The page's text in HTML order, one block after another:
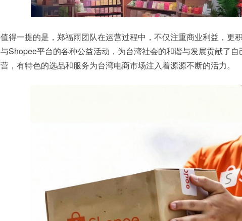
值得一提的是，郑福雨团队在运营过程中，不仅注重商业利益，更
与Shopee平台的各种公益活动，为台湾社会的和谐与发展贡献了
营，有特色的选品和服务为台湾电商市场注入着源源不断的活力。